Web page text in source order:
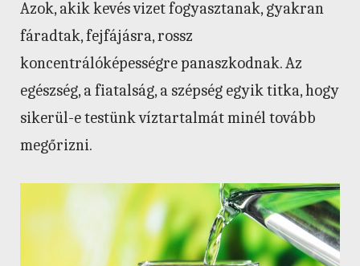
Azok, akik kevés vizet fogyasztanak, gyakran
fáradtak, fejfájásra, rossz
koncentrálóképességre panaszkodnak. Az
egészség, a fiatalság, a szépség egyik titka, hogy
sikerül-e testünk víztartalmát minél tovább
megőrizni.